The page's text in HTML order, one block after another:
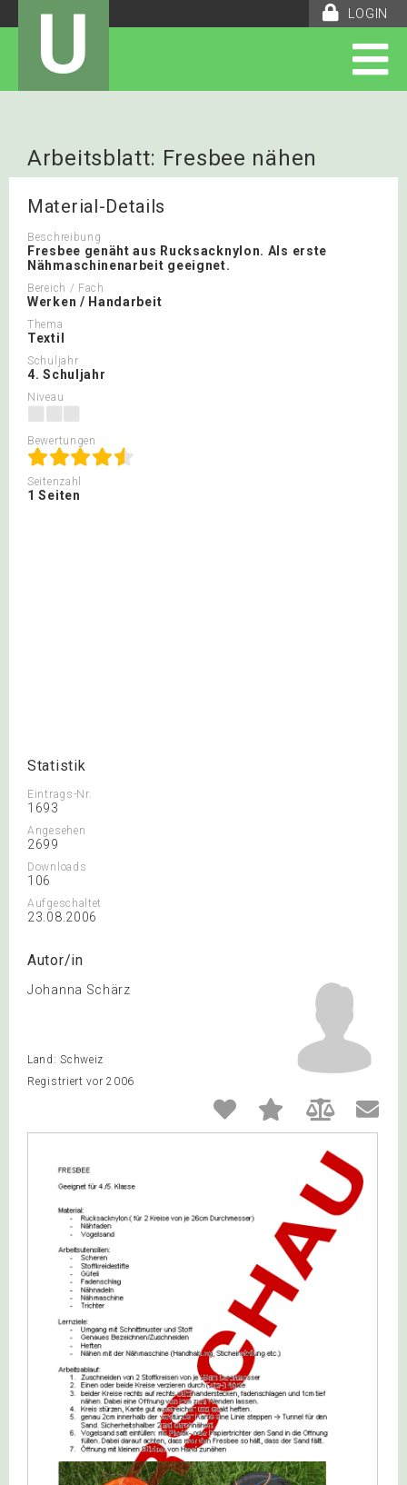
LOGIN
U
Arbeitsblatt: Fresbee nähen
Material-Details
Beschreibung
Fresbee genäht aus Rucksacknylon. Als erste
Nähmaschinenarbeit geeignet.
Bereich / Fach
Werken / Handarbeit
Thema
Textil
Schuljahr
4. Schuljahr
Niveau
Bewertungen
Seitenzahl
1 Seiten
Statistik
Eintrags-Nr.
1693
Angesehen
2699
Downloads
106
Aufgeschaltet
23.08.2006
Autor/in
Johanna Schärz
Land: Schweiz
Registriert vor 2006